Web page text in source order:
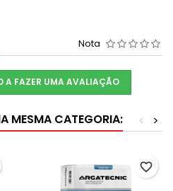
Nota
A FAZER UMA AVALIAÇÃO
MESMA CATEGORIA: >
<
favorite_border